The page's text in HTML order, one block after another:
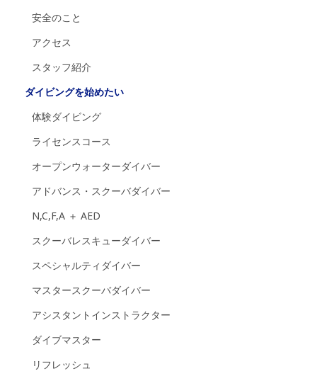
安全のこと
アクセス
スタッフ紹介
ダイビングを始めたい
体験ダイビング
ライセンスコース
オープンウォーターダイバー
アドバンス・スクーバダイバー
N,C,F,A ＋ AED
スクーバレスキューダイバー
スペシャルティダイバー
マスタースクーバダイバー
アシスタントインストラクター
ダイブマスター
リフレッシュ